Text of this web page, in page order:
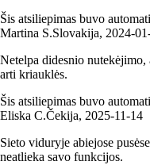
Šis atsiliepimas buvo
Martina S.Slovakija,
Netelpa didesnio nutekėjimo,
arti kriauklės.
Šis atsiliepimas buvo
Eliska C.Čekija, 2025‑11‑14
Sieto viduryje abiejose
neatlieka savo funkcijos.